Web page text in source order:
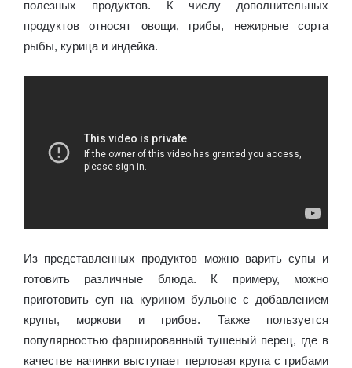
полезных продуктов. К числу дополнительных
продуктов относят овощи, грибы, нежирные сорта
рыбы, курица и индейка.
Из представленных продуктов можно варить супы и
готовить различные блюда. К примеру, можно
приготовить суп на курином бульоне с добавлением
крупы, моркови и грибов. Также пользуется
популярностью фаршированный тушеный перец, где в
качестве начинки выступает перловая крупа с грибами